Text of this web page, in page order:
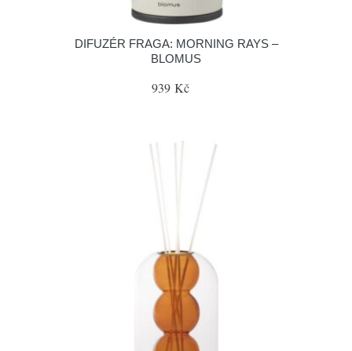
DIFUZÉR FRAGA: MORNING RAYS –
BLOMUS
939 Kč